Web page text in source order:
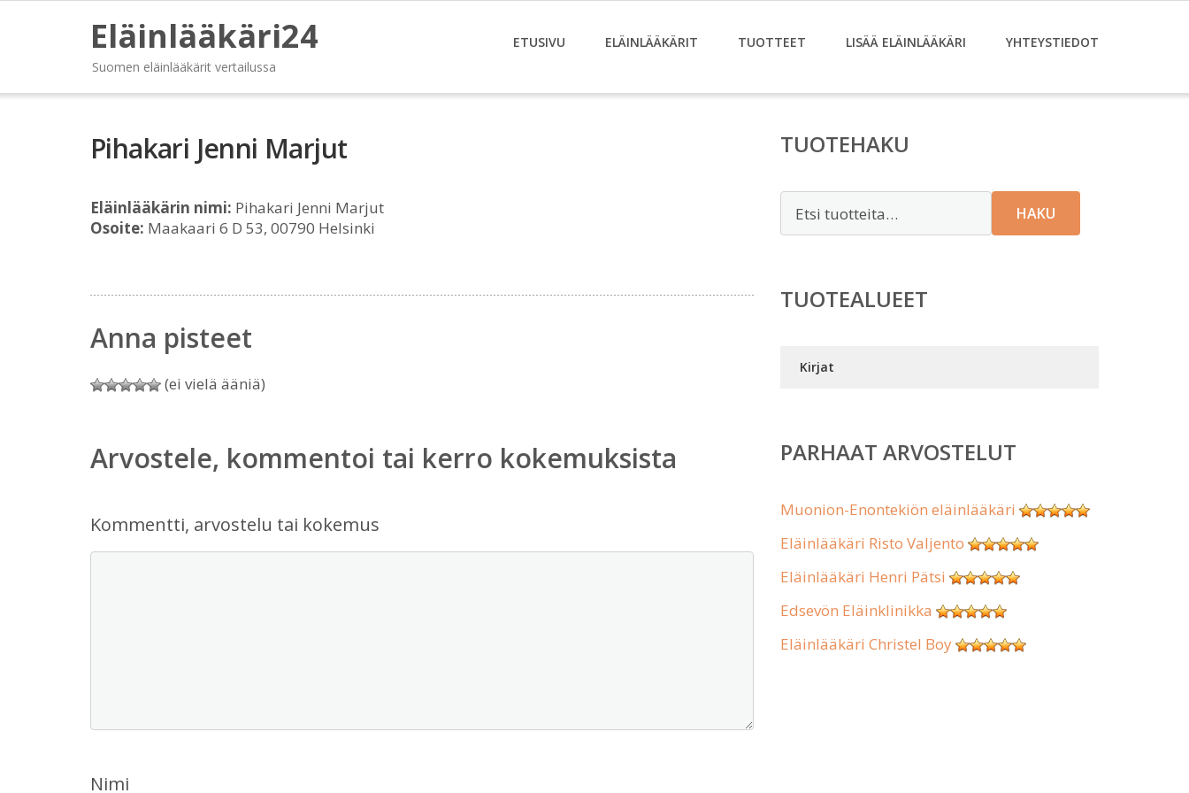
Eläinlääkäri24
Suomen eläinlääkärit vertailussa
ETUSIVU ELÄINLÄÄKÄRIT TUOTTEET LISÄÄ ELÄINLÄÄKÄRI YHTEYSTIEDOT
Pihakari Jenni Marjut
Eläinlääkärin nimi: Pihakari Jenni Marjut
Osoite: Maakaari 6 D 53, 00790 Helsinki
Anna pisteet
(ei vielä ääniä)
Arvostele, kommentoi tai kerro kokemuksista
Kommentti, arvostelu tai kokemus
Nimi
TUOTEHAKU
HAKU
TUOTEALUEET
Kirjat
PARHAAT ARVOSTELUT
Muonion-Enontekiön eläinlääkäri
Eläinlääkäri Risto Valjento
Eläinlääkäri Henri Pätsi
Edsevön Eläinklinikka
Eläinlääkäri Christel Boy